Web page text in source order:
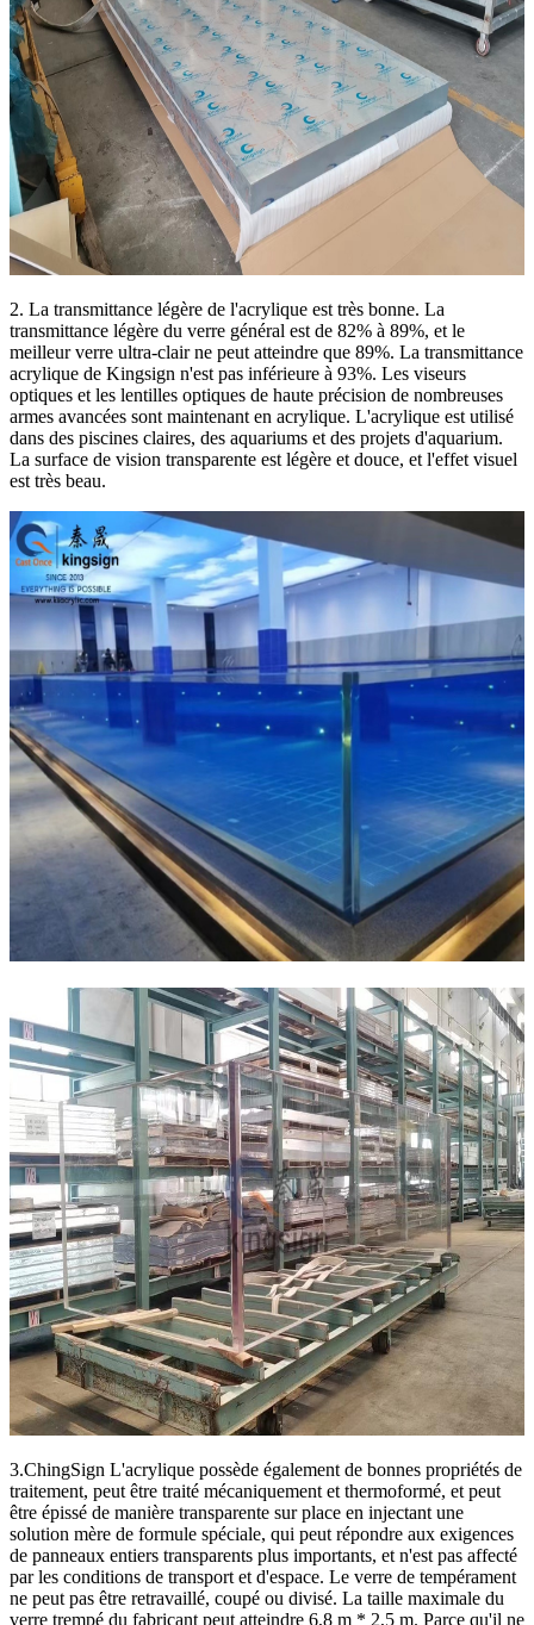
2. La transmittance légère de l'acrylique est très bonne. La
transmittance légère du verre général est de 82% à 89%, et le
meilleur verre ultra-clair ne peut atteindre que 89%. La transmittance
acrylique de Kingsign n'est pas inférieure à 93%. Les viseurs
optiques et les lentilles optiques de haute précision de nombreuses
armes avancées sont maintenant en acrylique. L'acrylique est utilisé
dans des piscines claires, des aquariums et des projets d'aquarium.
La surface de vision transparente est légère et douce, et l'effet visuel
est très beau.
3.ChingSign L'acrylique possède également de bonnes propriétés de
traitement, peut être traité mécaniquement et thermoformé, et peut
être épissé de manière transparente sur place en injectant une
solution mère de formule spéciale, qui peut répondre aux exigences
de panneaux entiers transparents plus importants, et n'est pas affecté
par les conditions de transport et d'espace. Le verre de tempérament
ne peut pas être retravaillé, coupé ou divisé. La taille maximale du
verre trempé du fabricant peut atteindre 6,8 m * 2,5 m. Parce qu'il ne